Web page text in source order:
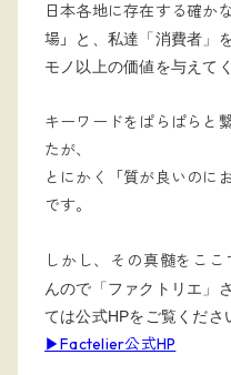
日本各地に存在する確か
場」
と、私達「消費者」
モノ以上の価値を与えて
キーワードをぱらぱらと
たが、
とにかく「質が良いのに
です。
しかし、その真髄をここ
んので「ファクトリエ」
ては公式HPをご覧くださ
▶︎Factelier公式HP